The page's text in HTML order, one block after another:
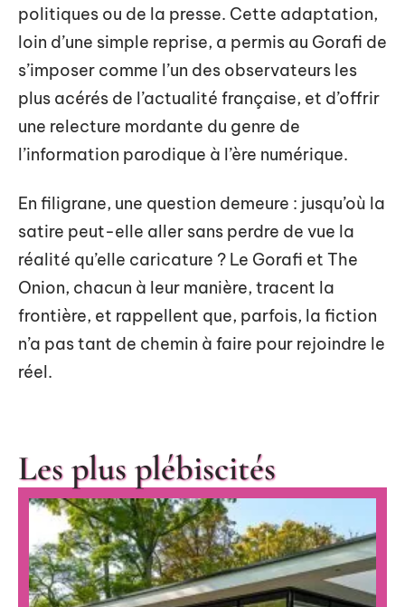
politiques ou de la presse. Cette adaptation,
loin d’une simple reprise, a permis au Gorafi de
s’imposer comme l’un des observateurs les
plus acérés de l’actualité française, et d’offrir
une relecture mordante du genre de
l’information parodique à l’ère numérique.
En filigrane, une question demeure : jusqu’où la
satire peut-elle aller sans perdre de vue la
réalité qu’elle caricature ? Le Gorafi et The
Onion, chacun à leur manière, tracent la
frontière, et rappellent que, parfois, la fiction
n’a pas tant de chemin à faire pour rejoindre le
réel.
Les plus plébiscités